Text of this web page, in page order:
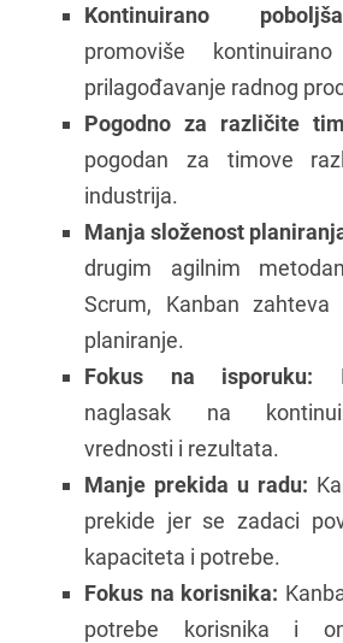
Kontinuirano
promoviše
prilagođavanje radnog
Pogodno za različite
pogodan za timove
industrija.
Manja složenost
drugim agilnim
Scrum, Kanban
planiranje.
Fokus na isporuku:
naglasak na
vrednosti i rezultata.
Manje prekida u radu:
prekide jer se zadaci
kapaciteta i potrebe.
Fokus na korisnika:
potrebe korisnika i